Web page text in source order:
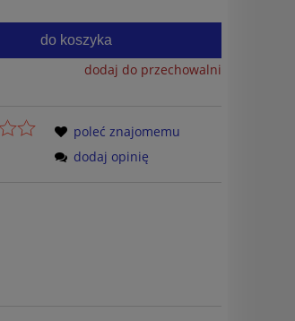
do koszyka
dodaj do przechowalni
poleć znajomemu
dodaj opinię